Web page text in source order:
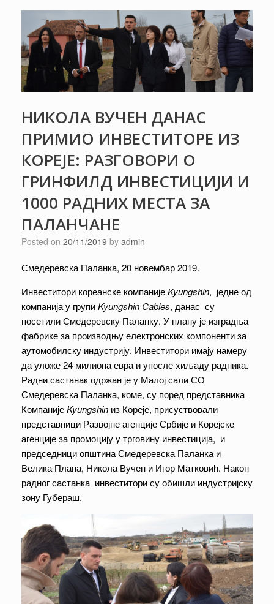
НИКОЛА ВУЧЕН ДАНАС
ПРИМИО ИНВЕСТИТОРЕ ИЗ
КОРЕЈЕ: РАЗГОВОРИ О
ГРИНФИЛД ИНВЕСТИЦИЈИ И
1000 РАДНИХ МЕСТА ЗА
ПАЛАНЧАНЕ
Posted on 20/11/2019 by admin
Смедеревска Паланка, 20 новембар 2019.
Инвеститори кореанске компанијеKyungshin, једне од
компанија у групиKyungshin Cables, данас су
посетили Смедеревску Паланку. У плану је изградња
фабрике за производњу електронских компоненти за
аутомобилску индустрију. Инвеститори имају намеру
да уложе 24 милиона евра и упосле хиљаду радника.
Радни састанак одржан је у Малој сали СО
Смедеревска Паланка, коме, су поред представника
КомпанијеKyungshin из Кореје, присуствовали
представници Развојне агенције Србије и Корејске
агенције за промоцију у трговину инвестиција, и
председници општина Смедеревска Паланка и
Велика Плана, Никола Вучен и Игор Матковић. Након
радног састанка инвеститори су обишли индустријску
зону Губераш.